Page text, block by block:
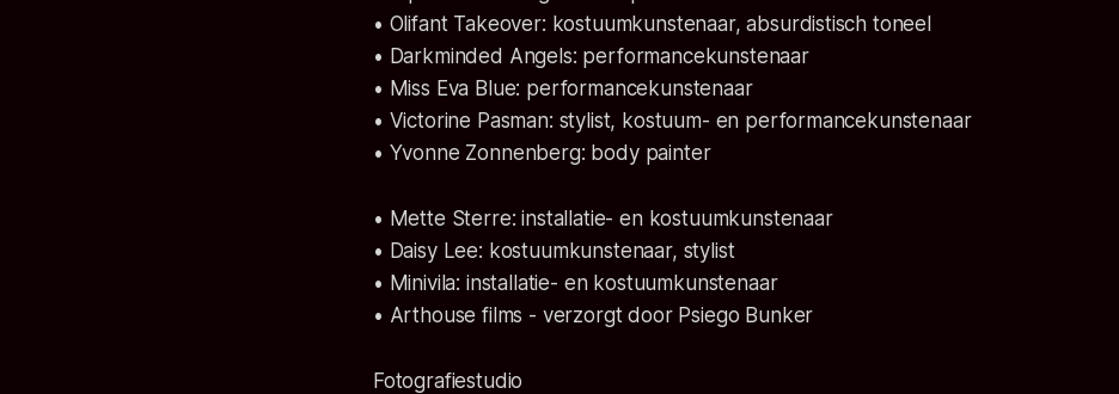
• Olifant Takeover: kostuumkunstenaar, absurdistisch toneel
• Darkminded Angels: performancekunstenaar
• Miss Eva Blue: performancekunstenaar
• Victorine Pasman: stylist, kostuum- en performancekunstenaar
• Yvonne Zonnenberg: body painter
• Mette Sterre: installatie- en kostuumkunstenaar
• Daisy Lee: kostuumkunstenaar, stylist
• Minivila: installatie- en kostuumkunstenaar
• Arthouse films - verzorgt door Psiego Bunker
Fotografiestudio